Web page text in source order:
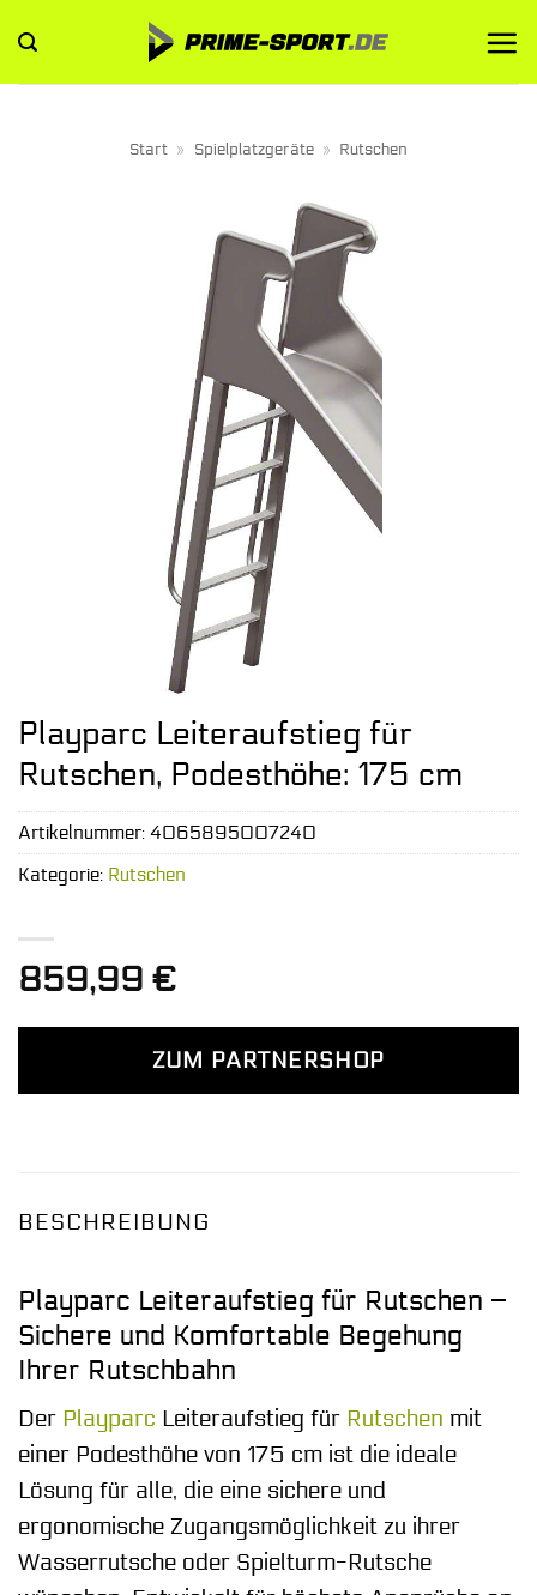
Inhalt
springen
Start » Spielplatzgeräte » Rutschen
Playparc Leiteraufstieg für
Rutschen, Podesthöhe: 175 cm
859,99 €
ZUM PARTNERSHOP
Artikelnummer: 4065895007240
Kategorie: Rutschen
BESCHREIBUNG
Playparc Leiteraufstieg für Rutschen –
Sichere und Komfortable Begehung
Ihrer Rutschbahn
Der Playparc Leiteraufstieg für Rutschen mit
einer Podesthöhe von 175 cm ist die ideale
Lösung für alle, die eine sichere und
ergonomische Zugangsmöglichkeit zu ihrer
Wasserrutsche oder Spielturm-Rutsche